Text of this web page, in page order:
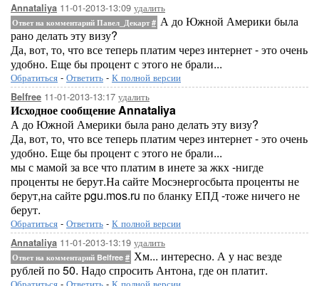
Annataliya 11-01-2013-13:09 удалить
Ответ на комментарий Павел_Декарт# А до Южной Америки была
рано делать эту визу?
Да, вот, то, что все теперь платим через интернет - это очень
удобно. Еще бы процент с этого не брали...
Обратиться - Ответить - К полной версии
Belfree 11-01-2013-13:17 удалить
Исходное сообщение Annataliya
А до Южной Америки была рано делать эту визу?
Да, вот, то, что все теперь платим через интернет - это очень
удобно. Еще бы процент с этого не брали...
мы с мамой за все что платим в инете за жкх -нигде
проценты не берут.На сайте Мосэнергосбыта проценты не
берут,на сайте pgu.mos.ru по бланку ЕПД -тоже ничего не
берут.
Обратиться - Ответить - К полной версии
Annataliya 11-01-2013-13:19 удалить
Ответ на комментарий Belfree # Хм... интересно. А у нас везде
рублей по 50. Надо спросить Антона, где он платит.